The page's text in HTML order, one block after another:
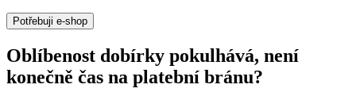
Potřebuji e-shop
Oblíbenost dobírky pokulhává, není
konečně čas na platební bránu?